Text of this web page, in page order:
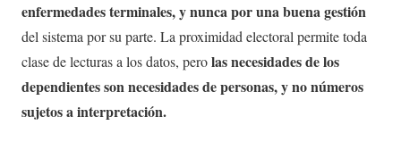
enfermedades terminales, y nunca por una buena gestión
del sistema por su parte. La proximidad electoral permite toda
clase de lecturas a los datos, perolas necesidades de los
dependientes son necesidades de personas, y no números
sujetos a interpretación.